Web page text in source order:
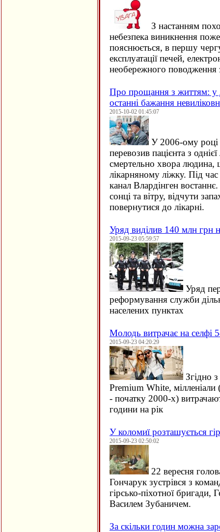
З настанням
небезпека виникнення
пояснюється, в першу
експлуатації печей,
необережного поводження
Про прощання з життям: у
останні бажання
2015-10-02 01:45:07
У 2006-ому році
перевозив пацієнта з
смертельно хвора людина,
лікарняному ліжку. Під
канал Влардінген
сонці та вітру, відчути
повернутися до лікарні.
Уряд виділив 140 млн грн
2015-09-23 05:59:57
Уряд
реформування служби
населених пунктах
Молодь витрачає на селфі
2015-09-23 04:20:29
Згідно
Premium White,
- початку 2000-х)
години на рік
У коломиї розташується
2015-09-23 02:50:02
22 вересня
Гончарук зустрівся з
гірсько-піхотної бригади,
Василем Зубаничем.
За скільки годин можна